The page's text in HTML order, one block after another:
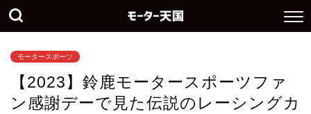
モータースポーツ
【2023】鈴鹿モータースポーツファ
ン感謝デーで見た伝説のレーシングカ